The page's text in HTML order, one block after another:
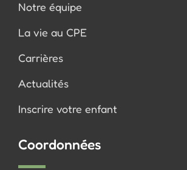
Notre équipe
La vie au CPE
Carrières
Actualités
Inscrire votre enfant
Coordonnées